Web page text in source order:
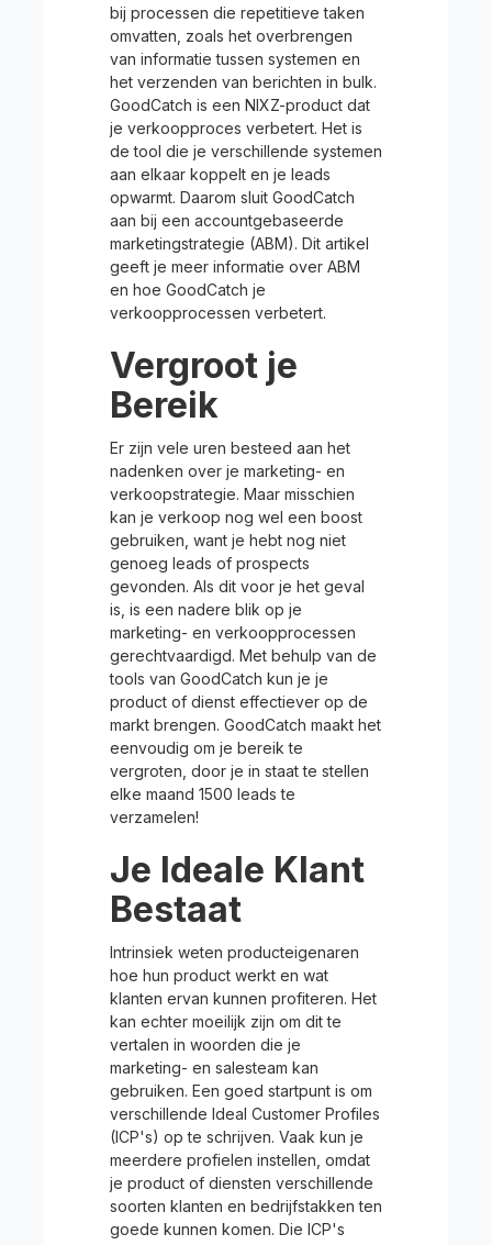
bij processen die repetitieve taken
omvatten, zoals het overbrengen
van informatie tussen systemen en
het verzenden van berichten in bulk.
GoodCatch is een NIXZ-product dat
je verkoopproces verbetert. Het is
de tool die je verschillende systemen
aan elkaar koppelt en je leads
opwarmt. Daarom sluit GoodCatch
aan bij een accountgebaseerde
marketingstrategie (ABM). Dit artikel
geeft je meer informatie over ABM
en hoe GoodCatch je
verkoopprocessen verbetert.
Vergroot je
Bereik
Er zijn vele uren besteed aan het
nadenken over je marketing- en
verkoopstrategie. Maar misschien
kan je verkoop nog wel een boost
gebruiken, want je hebt nog niet
genoeg leads of prospects
gevonden. Als dit voor je het geval
is, is een nadere blik op je
marketing- en verkoopprocessen
gerechtvaardigd. Met behulp van de
tools van GoodCatch kun je je
product of dienst effectiever op de
markt brengen. GoodCatch maakt het
eenvoudig om je bereik te
vergroten, door je in staat te stellen
elke maand 1500 leads te
verzamelen!
Je Ideale Klant
Bestaat
Intrinsiek weten producteigenaren
hoe hun product werkt en wat
klanten ervan kunnen profiteren. Het
kan echter moeilijk zijn om dit te
vertalen in woorden die je
marketing- en salesteam kan
gebruiken. Een goed startpunt is om
verschillende Ideal Customer Profiles
(ICP's) op te schrijven. Vaak kun je
meerdere profielen instellen, omdat
je product of diensten verschillende
soorten klanten en bedrijfstakken ten
goede kunnen komen. Die ICP's